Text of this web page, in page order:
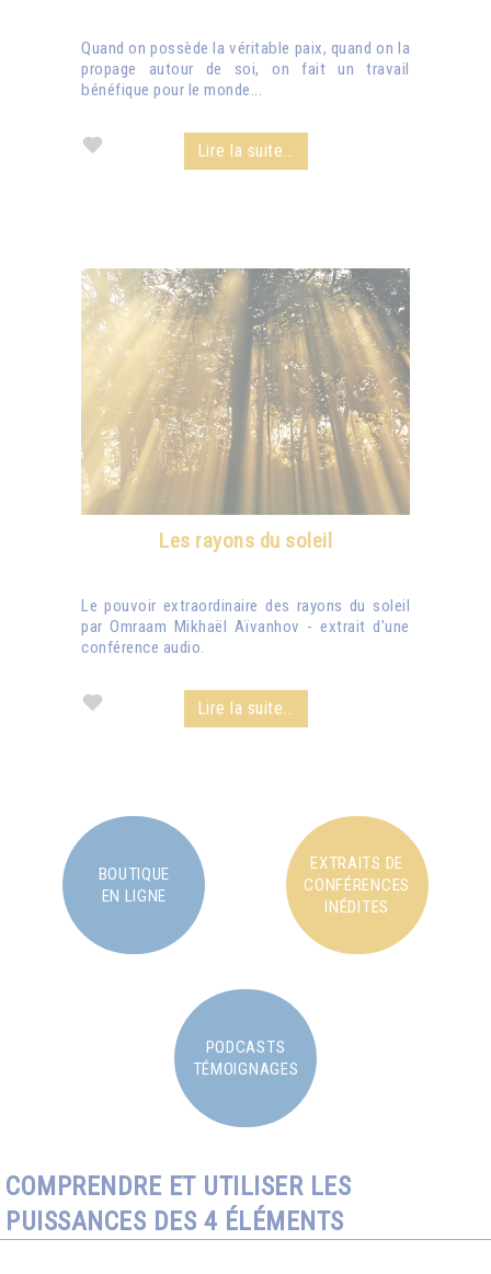
Quand on possède la véritable paix, quand on la
propage autour de soi, on fait un travail
bénéfique pour le monde...
Lire la suite...
Les rayons du soleil
Le pouvoir extraordinaire des rayons du soleil
par Omraam Mikhaël Aïvanhov - extrait d'une
conférence audio.
Lire la suite...
BOUTIQUE
EN LIGNE
EXTRAITS DE
CONFÉRENCES
INÉDITES
PODCASTS
TÉMOIGNAGES
COMPRENDRE ET UTILISER LES
PUISSANCES DES 4 ÉLÉMENTS